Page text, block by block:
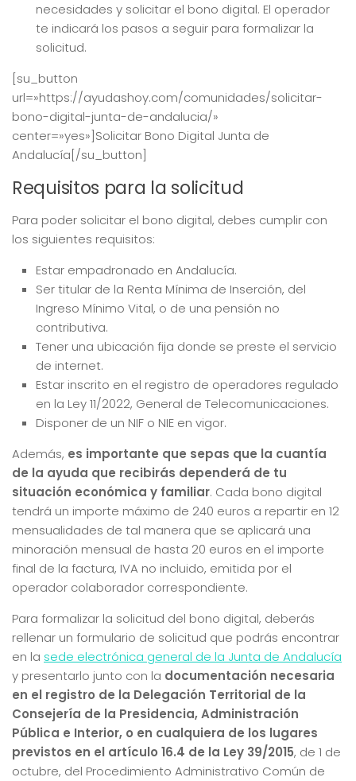
necesidades y solicitar el bono digital. El operador
te indicará los pasos a seguir para formalizar la
solicitud.
[su_button
url=»https://ayudashoy.com/comunidades/solicitar-
bono-digital-junta-de-andalucia/»
center=»yes»]Solicitar Bono Digital Junta de
Andalucía[/su_button]
Requisitos para la solicitud
Para poder solicitar el bono digital, debes cumplir con
los siguientes requisitos:
Estar empadronado en Andalucía.
Ser titular de la Renta Mínima de Inserción, del
Ingreso Mínimo Vital, o de una pensión no
contributiva.
Tener una ubicación fija donde se preste el servicio
de internet.
Estar inscrito en el registro de operadores regulado
en la Ley 11/2022, General de Telecomunicaciones.
Disponer de un NIF o NIE en vigor.
Además, es importante que sepas que la cuantía
de la ayuda que recibirás dependerá de tu
situación económica y familiar. Cada bono digital
tendrá un importe máximo de 240 euros a repartir en 12
mensualidades de tal manera que se aplicará una
minoración mensual de hasta 20 euros en el importe
final de la factura, IVA no incluido, emitida por el
operador colaborador correspondiente.
Para formalizar la solicitud del bono digital, deberás
rellenar un formulario de solicitud que podrás encontrar
en la sede electrónica general de la Junta de Andalucía
y presentarlo junto con la documentación necesaria
en el registro de la Delegación Territorial de la
Consejería de la Presidencia, Administración
Pública e Interior, o en cualquiera de los lugares
previstos en el artículo 16.4 de la Ley 39/2015, de 1 de
octubre, del Procedimiento Administrativo Común de